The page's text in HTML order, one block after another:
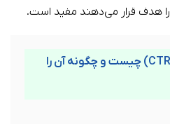
هدف قرار می‌دهند مفید است.
نرخ کلیک (CTR) چیست و چگونه آن را